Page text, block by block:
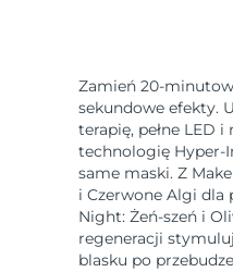
Zamień 20-
sekundowe efekty.
terapię, pełne LED
technologię Hyper-
same maski. Z
i Czerwone Algi dla
Night: Żeń-szeń i
regeneracji
blasku po